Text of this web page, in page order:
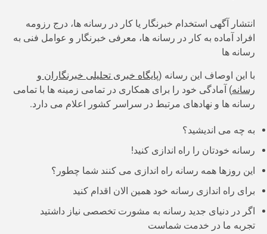
انتشار آگهی استخدام خبرنگار یا کار در رسانه ها، درج رزومه
افراد آماده به کار در رسانه ها، معرفی خبرنگار و عوامل فنی به
رسانه ها
با این اوصاف این رسانه (پایگاه خبری تحلیلی خبرنگاران و
رسانه) آمادگی خود را برای همکاری در تمامی زمینه ها با تمامی
رسانه ها و نهادهای مرتبط در سراسر کشور اعلام می دارد.
به چه می اندیشید؟
رسانه خودتان را راه اندازی کنید!
این روزها همه رسانه راه اندازی می کنند شما چطور؟
برای راه اندازی رسانه خود همین الان اقدام کنید
اگر در دنیای جدید رسانه به مشورت تخصصی نیاز داشتید
تجربه ما در خدمت شماست